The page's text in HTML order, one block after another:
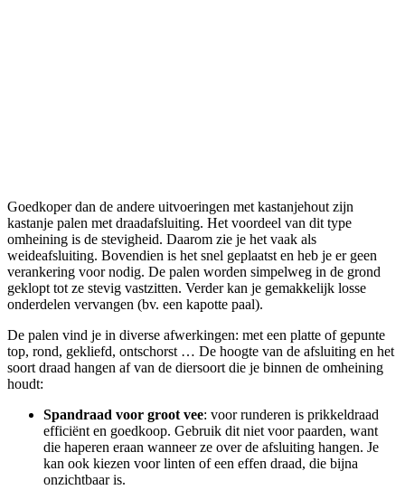
Goedkoper dan de andere uitvoeringen met kastanjehout zijn
kastanje palen met draadafsluiting. Het voordeel van dit type
omheining is de stevigheid. Daarom zie je het vaak als
weideafsluiting. Bovendien is het snel geplaatst en heb je er geen
verankering voor nodig. De palen worden simpelweg in de grond
geklopt tot ze stevig vastzitten. Verder kan je gemakkelijk losse
onderdelen vervangen (bv. een kapotte paal).
De palen vind je in diverse afwerkingen: met een platte of gepunte
top, rond, gekliefd, ontschorst … De hoogte van de afsluiting en het
soort draad hangen af van de diersoort die je binnen de omheining
houdt:
Spandraad voor groot vee: voor runderen is prikkeldraad
efficiënt en goedkoop. Gebruik dit niet voor paarden, want
die haperen eraan wanneer ze over de afsluiting hangen. Je
kan ook kiezen voor linten of een effen draad, die bijna
onzichtbaar is.